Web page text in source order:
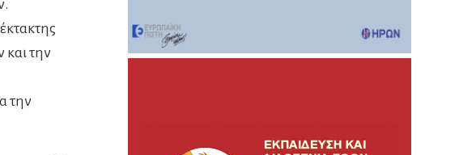
και την
την